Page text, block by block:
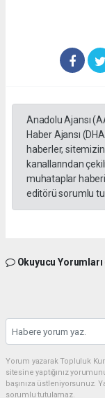
Anadolu Ajansı
Haber Ajansı
haberler,
kanallarından
muhataplar
editörü sorumlu
Okuyucu Yorumları
Yorum yazarak Topluluk
sitesine yaptığınız
başınıza üstleniyorsunuz.
sorumlu tutulamaz.